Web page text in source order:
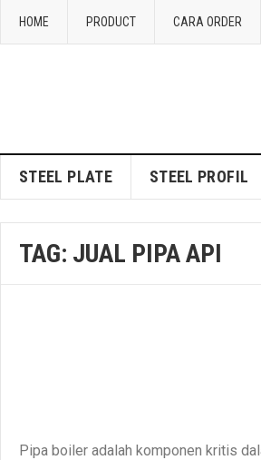
HOME PRODUCT CARA ORDER
STEEL PLATE STEEL PROFIL
TAG: JUAL PIPA API
Pipa boiler adalah komponen kritis